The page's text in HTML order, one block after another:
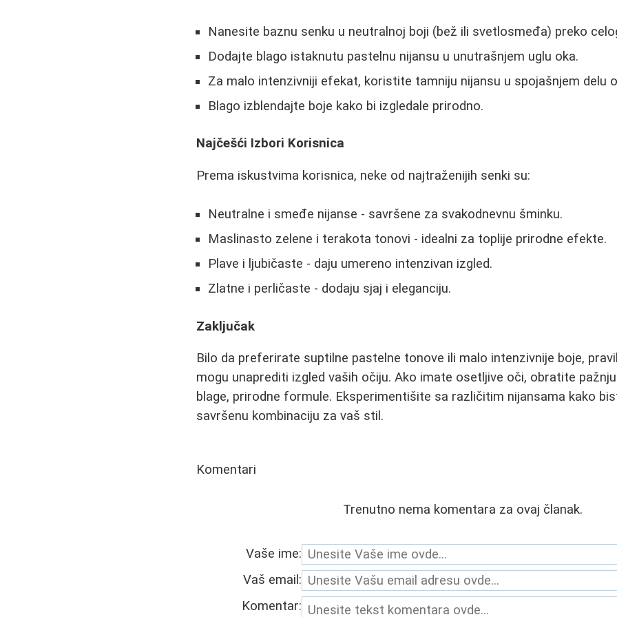
Nanesite baznu senku u neutralnoj boji (bež ili svetlosmeđa) preko
Dodajte blago istaknutu pastelnu nijansu u unutrašnjem uglu oka.
Za malo intenzivniji efekat, koristite tamniju nijansu u spojašnjem delu
Blago izblendajte boje kako bi izgledale prirodno.
Najčešći Izbori Korisnica
Prema iskustvima korisnica, neke od najtraženijih senki su:
Neutralne i smeđe nijanse - savršene za svakodnevnu šminku.
Maslinasto zelene i terakota tonovi - idealni za toplije prirodne efekte.
Plave i ljubičaste - daju umereno intenzivan izgled.
Zlatne i perličaste - dodaju sjaj i eleganciju.
Zaključak
Bilo da preferirate suptilne pastelne tonove ili malo intenzivnije boje,
mogu unaprediti izgled vaših očiju. Ako imate osetljive oči, obratite
blage, prirodne formule. Eksperimentišite sa različitim nijansama kako
savršenu kombinaciju za vaš stil.
Komentari
Trenutno nema komentara za ovaj članak.
Vaše ime:
Vaš email:
Komentar: